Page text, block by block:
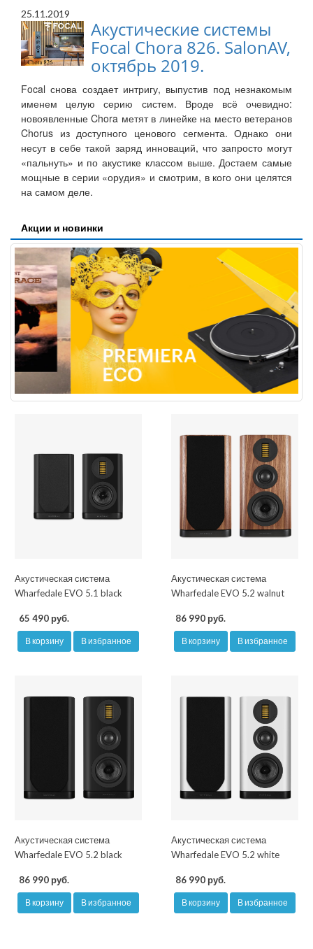
25.11.2019
Акустические системы
Focal Chora 826. SalonAV,
октябрь 2019.
Focal снова создает интригу, выпустив под незнакомым
именем целую серию систем. Вроде всё очевидно:
новоявленные Chora метят в линейке на место ветеранов
Chorus из доступного ценового сегмента. Однако они
несут в себе такой заряд инноваций, что запросто могут
«пальнуть» и по акустике классом выше. Достаем самые
мощные в серии «орудия» и смотрим, в кого они целятся
на самом деле.
Акции и новинки
Акустическая система
Wharfedale EVO 5.1 black
65 490 руб.
В корзину В избранное
Акустическая система
Wharfedale EVO 5.2 walnut
86 990 руб.
В корзину В избранное
Акустическая система
Wharfedale EVO 5.2 black
86 990 руб.
В корзину В избранное
Акустическая система
Wharfedale EVO 5.2 white
86 990 руб.
В корзину В избранное